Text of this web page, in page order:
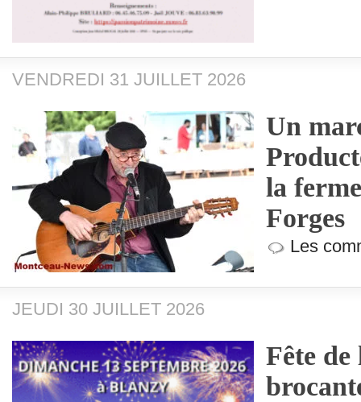
VENDREDI 31 JUILLET 2026
Un
la
Forges
Les
JEUDI 30 JUILLET 2026
Fête de